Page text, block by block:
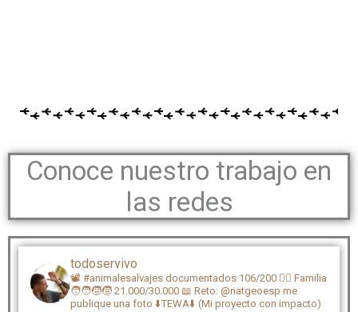
Conoce nuestro trabajo en
las redes
todoservivo
📽️ #animalesalvajes documentados 106/200 🏴‍☠️ Familia
🧑‍🧑‍🧒‍🧒 21.000/30.000 📖 Reto: @natgeoesp me
publique una foto ⬇️TEWA⬇️ (Mi proyecto con impacto)